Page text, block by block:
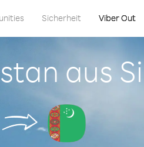
Sicherheit Viber Out
aus